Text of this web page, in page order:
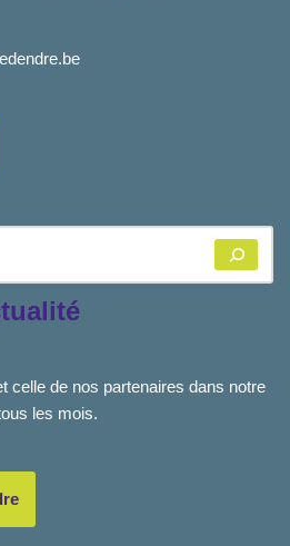
celle de nos partenaires dans notre
les mois.